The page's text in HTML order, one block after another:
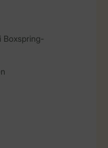
Boxspring-